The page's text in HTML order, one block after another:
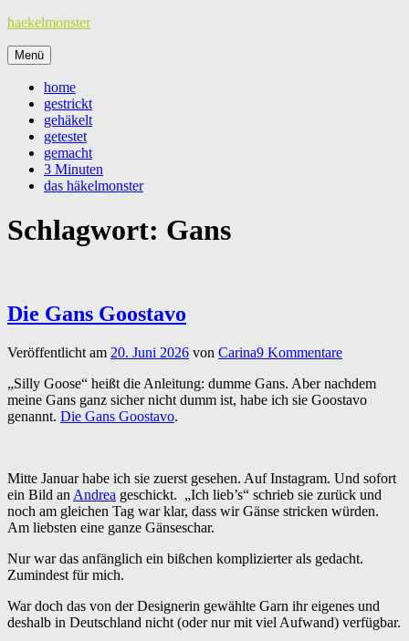
Zum
springen
haekelmonster
Menü
home
gestrickt
gehäkelt
getestet
gemacht
3 Minuten
das häkelmonster
Schlagwort: Gans
Die Gans Goostavo
Veröffentlicht am 20. Juni 2026 von Carina9 Kommentare
„Silly Goose“ heißt die Anleitung: dumme Gans. Aber nachdem
meine Gans ganz sicher nicht dumm ist, habe ich sie Goostavo
genannt. Die Gans Goostavo.
Mitte Januar habe ich sie zuerst gesehen. Auf Instagram. Und sofort
ein Bild an Andrea geschickt. „Ich lieb’s“ schrieb sie zurück und
noch am gleichen Tag war klar, dass wir Gänse stricken würden.
Am liebsten eine ganze Gänseschar.
Nur war das anfänglich ein bißchen komplizierter als gedacht.
Zumindest für mich.
War doch das von der Designerin gewählte Garn ihr eigenes und
deshalb in Deutschland nicht (oder nur mit viel Aufwand) verfügbar.